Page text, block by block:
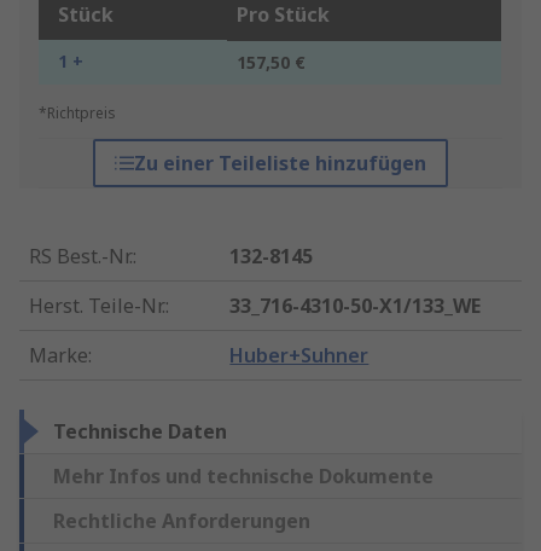
Stück Pro Stück
1 + 157,50 €
*Richtpreis
Zu einer Teileliste hinzufügen
RS Best.-Nr.:
132-8145
Herst. Teile-Nr.:
33_716-4310-50-X1/133_WE
Marke: Huber+Suhner
Technische Daten
Mehr Infos und technische Dokumente
Rechtliche Anforderungen